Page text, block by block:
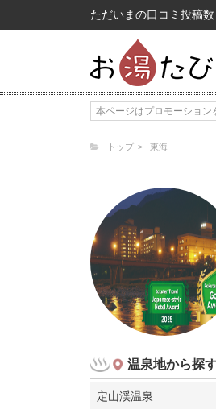
ただいまの口コミ投稿数
本ページはプロモーション
トップ 東海
温泉地から探
定山渓温泉